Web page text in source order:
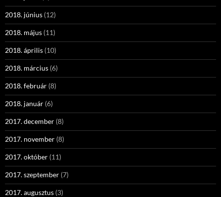
2018. június (12)
2018. május (11)
2018. április (10)
2018. március (6)
2018. február (8)
2018. január (6)
2017. december (8)
2017. november (8)
2017. október (11)
2017. szeptember (7)
2017. augusztus (3)